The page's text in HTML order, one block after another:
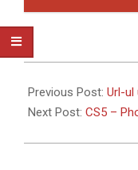
10-
18
Previous Post: Url-ul
Next Post: CS5 –